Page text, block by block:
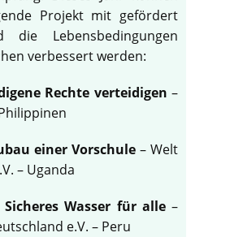
Projekt mit gefördert
die Lebensbedingungen
verbessert werden:
Rechte verteidigen –
einer Vorschule – Welt
– Uganda
Sicheres Wasser für alle–
e.V. – Peru